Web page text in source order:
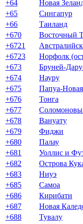
+64
Новая
+65
Сингапур
+66
Таиланд
+670
Восточный
+6721
+6723
Норфолк
+673
Бруней-
+674
Науру
+675
Папуа-
+676
Тонга
+677
Соломоновы
+678
Вануату
+679
Фиджи
+680
Палау
+681
Уоллис и
+682
Острова
+683
Ниуэ
+685
Самоа
+686
Кирибати
+687
Новая
+688
Тувалу